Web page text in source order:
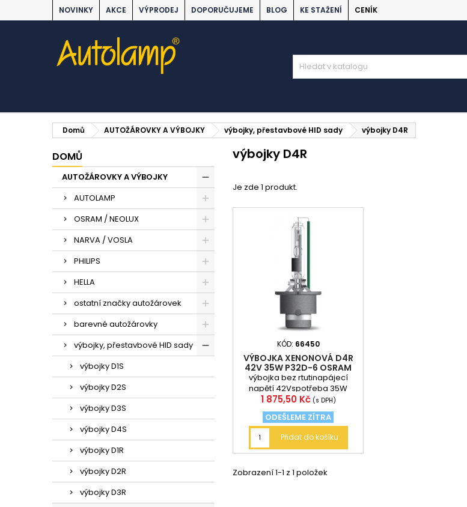
NOVINKY AKCE VÝPRODEJ DOPORUČUJEME BLOG KE STAŽENÍ CENÍK
Domů AUTOŽÁROVKY A VÝBOJKY výbojky, přestavbové HID sady výbojky D4R
DOMŮ
AUTOŽÁROVKY A VÝBOJKY
AUTOLAMP
OSRAM / NEOLUX
NARVA / VOSLA
PHILIPS
HELLA
ostatní značky autožárovek
barevné autožárovky
výbojky, přestavbové HID sady
výbojky D1S
výbojky D2S
výbojky D3S
výbojky D4S
výbojky D1R
výbojky D2R
výbojky D3R
výbojky D4R
Je zde 1 produkt.
KÓD: 66450
VÝBOJKA XENONOVÁ D4R
42V 35W P32D-6 OSRAM
výbojka bez rtutinapájecí
napětí 42Vspotřeba 35W
barva světla 4150Ksvětelný tok
2800lmživotnost...
Cena
1 875,50 Kč (s DPH)
ODEŠLEME ZÍTRA
Přidat do košíku
Zobrazení 1-1 z 1 položek